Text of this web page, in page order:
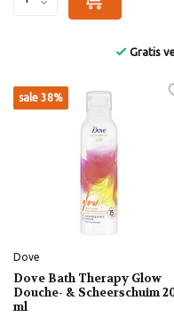
Gratis
sale 38%
Dove
Dove Bath Therapy Glow
Douche- & Scheerschuim
ml